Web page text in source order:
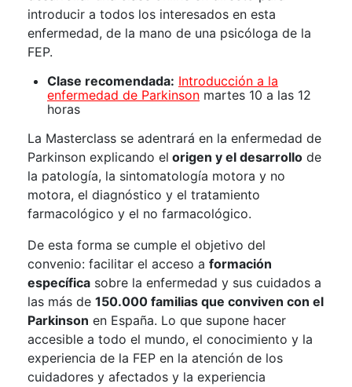
introducir a todos los interesados en esta
enfermedad, de la mano de una psicóloga de la
FEP.
Clase recomendada: Introducción a la
enfermedad de Parkinson martes 10 a las 12
horas
La Masterclass se adentrará en la enfermedad de
Parkinson explicando el origen y el desarrollo de
la patología, la sintomatología motora y no
motora, el diagnóstico y el tratamiento
farmacológico y el no farmacológico.
De esta forma se cumple el objetivo del
convenio: facilitar el acceso a formación
específica sobre la enfermedad y sus cuidados a
las más de 150.000 familias que conviven con el
Parkinson en España. Lo que supone hacer
accesible a todo el mundo, el conocimiento y la
experiencia de la FEP en la atención de los
cuidadores y afectados y la experiencia